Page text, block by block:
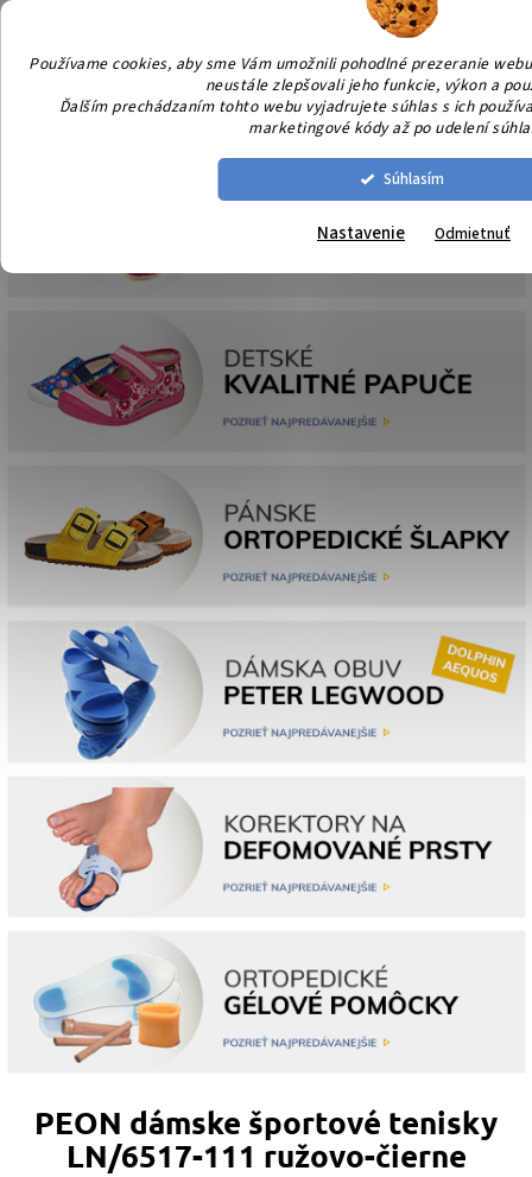
Používame cookies, aby sme Vám umožnili pohodlné prezeranie
neustále zlepšovali jeho funkcie, výkon a
Ďalším prechádzaním tohto webu vyjadrujete súhlas s ich
marketingové kódy až po udelení
Súhlasím
Nastavenie Odmietnuť
Prejsť
obsah
PEON dámske športové tenisky
LN/6517-111 ružovo-čierne